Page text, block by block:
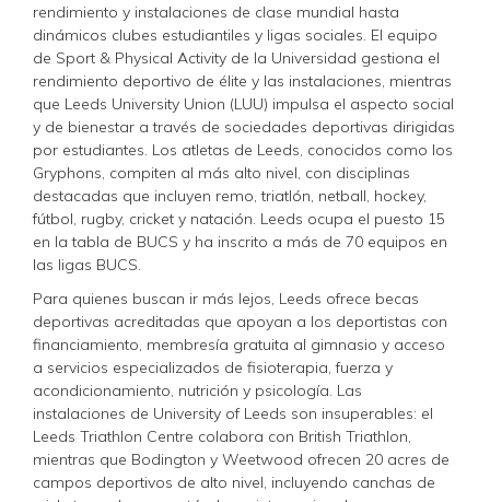
rendimiento y instalaciones de clase mundial hasta
dinámicos clubes estudiantiles y ligas sociales. El equipo
de Sport & Physical Activity de la Universidad gestiona el
rendimiento deportivo de élite y las instalaciones, mientras
que Leeds University Union (LUU) impulsa el aspecto social
y de bienestar a través de sociedades deportivas dirigidas
por estudiantes. Los atletas de Leeds, conocidos como los
Gryphons, compiten al más alto nivel, con disciplinas
destacadas que incluyen remo, triatlón, netball, hockey,
fútbol, rugby, cricket y natación. Leeds ocupa el puesto 15
en la tabla de BUCS y ha inscrito a más de 70 equipos en
las ligas BUCS.
Para quienes buscan ir más lejos, Leeds ofrece becas
deportivas acreditadas que apoyan a los deportistas con
financiamiento, membresía gratuita al gimnasio y acceso
a servicios especializados de fisioterapia, fuerza y
acondicionamiento, nutrición y psicología. Las
instalaciones de University of Leeds son insuperables: el
Leeds Triathlon Centre colabora con British Triathlon,
mientras que Bodington y Weetwood ofrecen 20 acres de
campos deportivos de alto nivel, incluyendo canchas de